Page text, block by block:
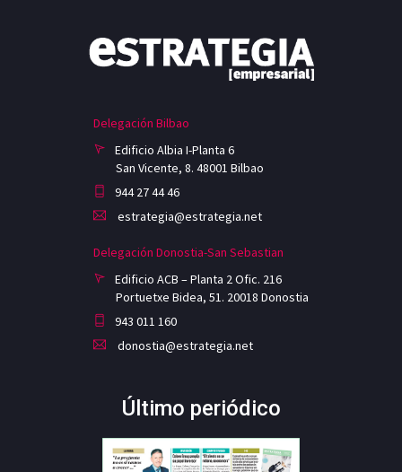
Delegación Bilbao
Edificio Albia I-Planta 6
San Vicente, 8. 48001 Bilbao
944 27 44 46
estrategia@estrategia.net
Delegación Donostia-San Sebastian
Edificio ACB – Planta 2 Ofic. 216
Portuetxe Bidea, 51. 20018 Donostia
943 011 160
donostia@estrategia.net
Último periódico